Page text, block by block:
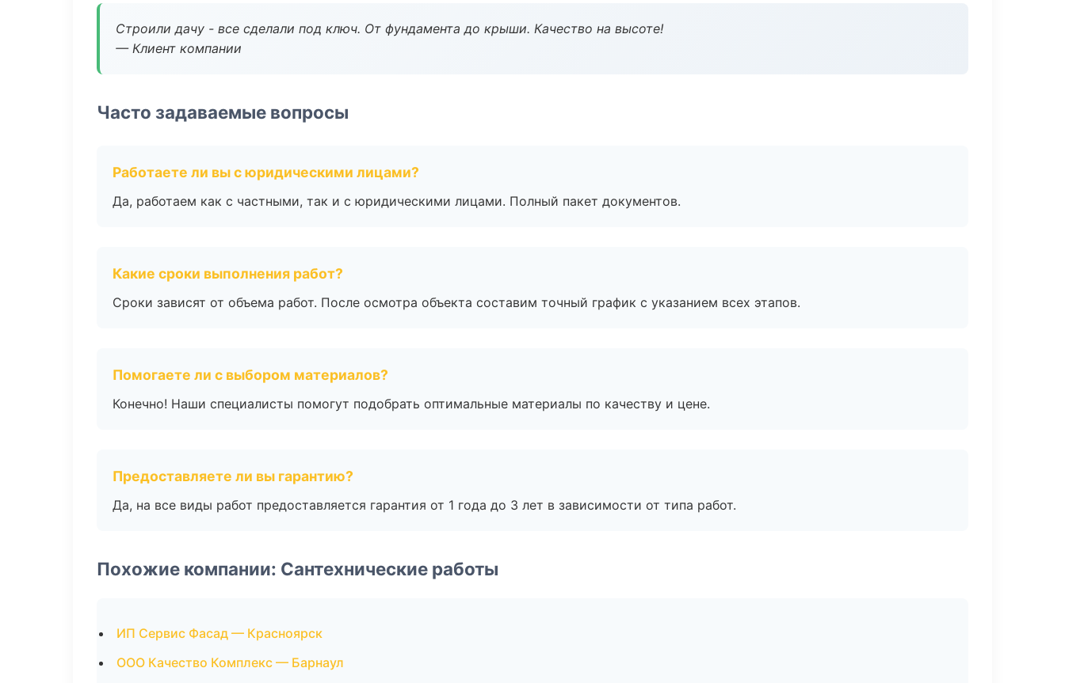
Строили дачу - все сделали под ключ. От фундамента до крыши. Качество на высоте!
— Клиент компании
Часто задаваемые вопросы
Работаете ли вы с юридическими лицами?
Да, работаем как с частными, так и с юридическими лицами. Полный пакет документов.
Какие сроки выполнения работ?
Сроки зависят от объема работ. После осмотра объекта составим точный график с указанием всех этапов.
Помогаете ли с выбором материалов?
Конечно! Наши специалисты помогут подобрать оптимальные материалы по качеству и цене.
Предоставляете ли вы гарантию?
Да, на все виды работ предоставляется гарантия от 1 года до 3 лет в зависимости от типа работ.
Похожие компании: Сантехнические работы
ИП Сервис Фасад — Красноярск
ООО Качество Комплекс — Барнаул